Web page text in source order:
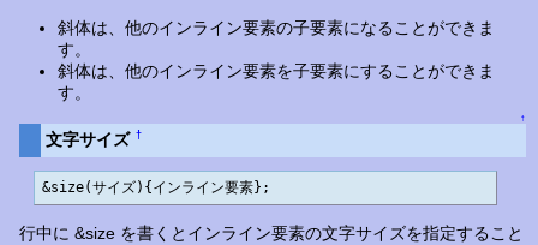
斜体は、他のインライン要素の子要素になることができま
す。
斜体は、他のインライン要素を子要素にすることができま
す。
↑
文字サイズ †
&size(サイズ){インライン要素};
行中に &size を書くとインライン要素の文字サイズを指定すること